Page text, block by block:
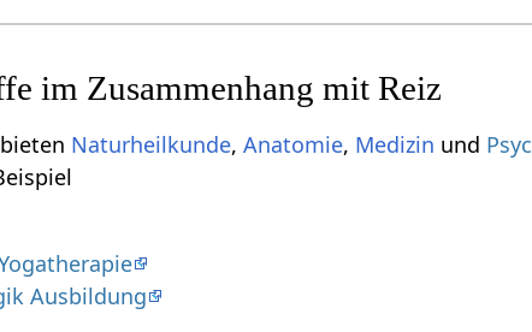
Naturheilkunde,Anatomie, Medizin und
Beispiel
Ausbildung